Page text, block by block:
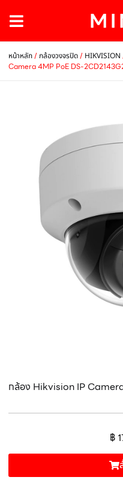
หน้าหลัก/กล้องวงจรปิด/ HIKVISION
Camera 4MP PoE DS-
กล้อง Hikvision IP
฿